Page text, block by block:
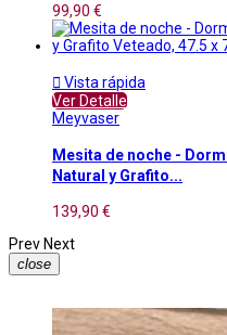
99,90 €
 Vista rápida
Ver Detalle
Meyvaser
Mesita de noche -
Natural y Grafito...
139,90 €
Prev Next
close